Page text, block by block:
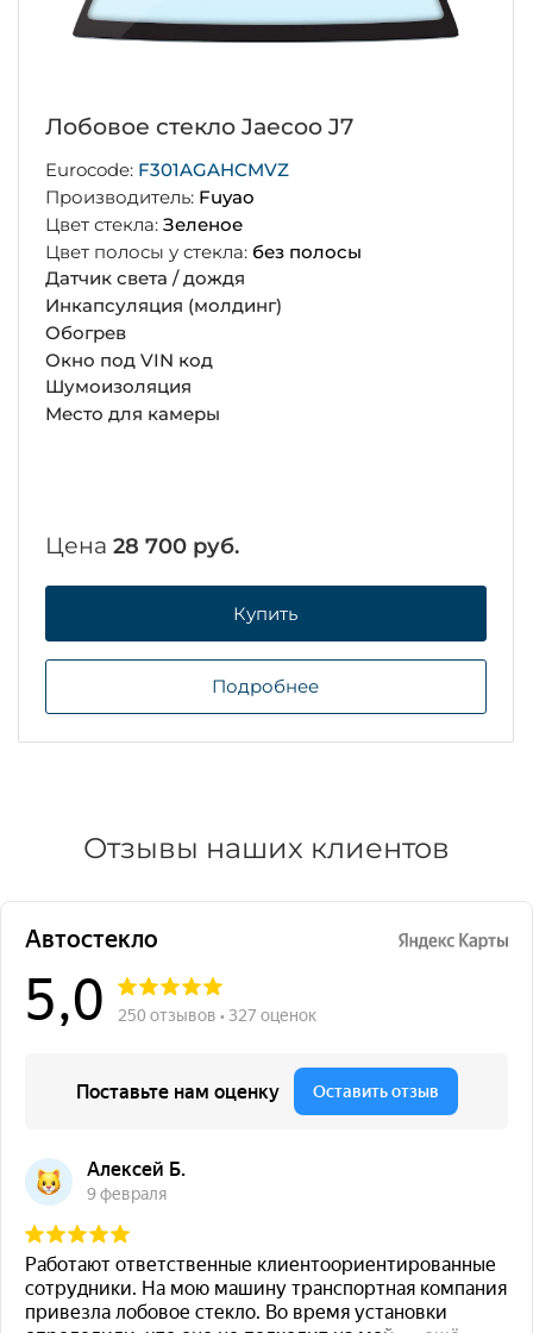
Лобовое стекло Jaecoo J7
Eurocode: F301AGAHCMVZ
Производитель: Fuyao
Цвет стекла:Зеленое
Цвет полосы у стекла: без полосы
Датчик света / дождя
Инкапсуляция (молдинг)
Обогрев
Окно под VIN код
Шумоизоляция
Место для камеры
Цена28 700 руб.
Купить
Подробнее
Отзывы наших клиентов